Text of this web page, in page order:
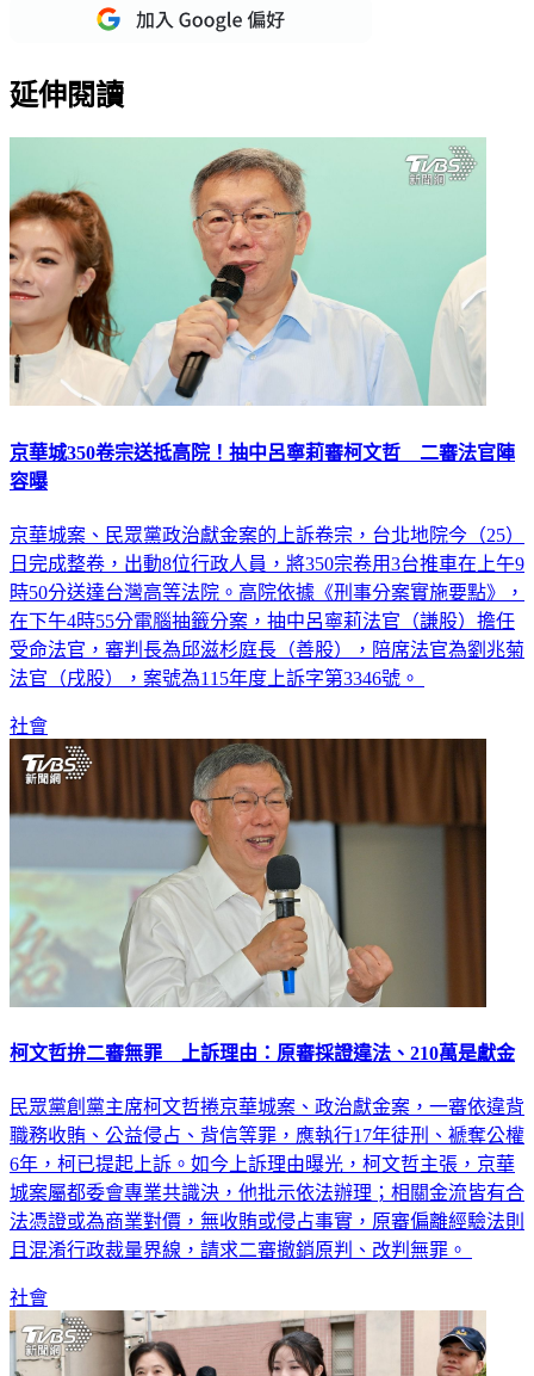
重點新聞一次看
京華城350卷宗送抵高院！抽中呂寧莉審柯文哲 二審法官陣
京華城案、民眾黨政治獻金案的上訴卷宗，台北地院今（25）
日完成整卷，出動8位行政人員，將350宗卷用3台推車在上午9
時50分送達台灣高等法院。高院依據《刑事分案實施要點》，
在下午4時55分電腦抽籤分案，抽中呂寧莉法官（謙股）擔任
受命法官，審判長為邱滋杉庭長（善股），陪席法官為劉兆菊
社會
民眾黨創黨主席柯文哲捲京華城案、政治獻金案，一審依違背
職務收賄、公益侵占、背信等罪，應執行17年徒刑、褫奪公權
6年，柯已提起上訴。如今上訴理由曝光，柯文哲主張，京華
城案屬都委會專業共識決，他批示依法辦理；相關金流皆有合
法憑證或為商業對價，無收賄或侵占事實，原審偏離經驗法則
社會